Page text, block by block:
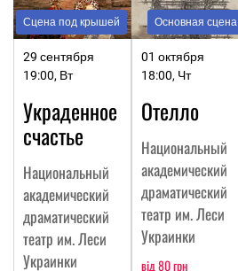
Сцена под крышей
29 сентября
19:00, Вт
Украденное
счастье
Национальный
академический
драматический
театр им. Леси
Украинки
Основная сцена
01 октября
18:00, Чт
Отелло
Национальный
академический
драматический
театр им. Леси
Украинки
від 80 грн